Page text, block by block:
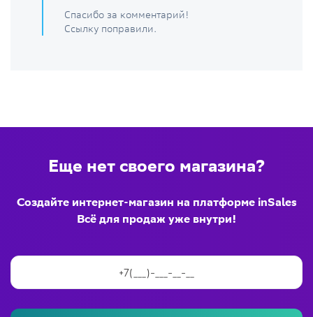
Спасибо за комментарий!
Ссылку поправили.
Еще нет своего магазина?
Создайте интернет-магазин на платформе inSales
Всё для продаж уже внутри!